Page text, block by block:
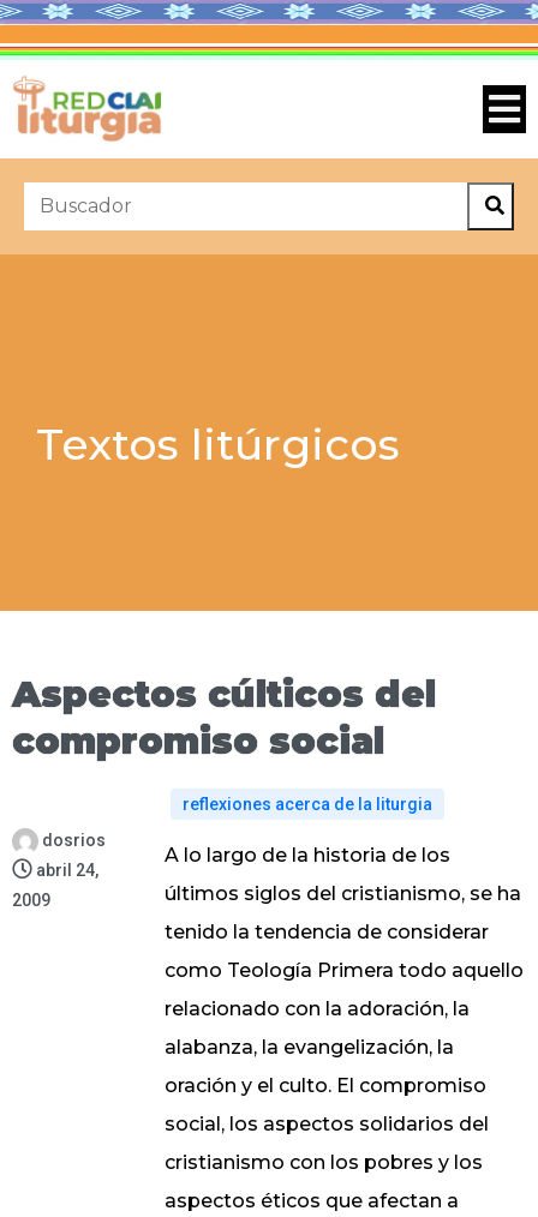
Textos litúrgicos
Aspectos cúlticos del
compromiso social
dosrios
abril 24,
2009
reflexiones acerca de la liturgia
A lo largo de la historia de los
últimos siglos del cristianismo, se ha
tenido la tendencia de considerar
como Teología Primera todo aquello
relacionado con la adoración, la
alabanza, la evangelización, la
oración y el culto. El compromiso
social, los aspectos solidarios del
cristianismo con los pobres y los
aspectos éticos que afectan a